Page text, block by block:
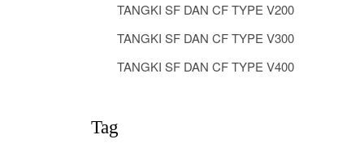
TANGKI SF DAN CF TYPE V200
TANGKI SF DAN CF TYPE V300
TANGKI SF DAN CF TYPE V400
Tag